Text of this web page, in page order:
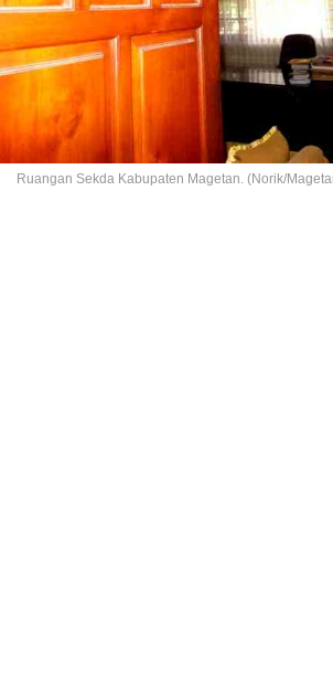
Ruangan Sekda Kabupaten Magetan. (Norik/